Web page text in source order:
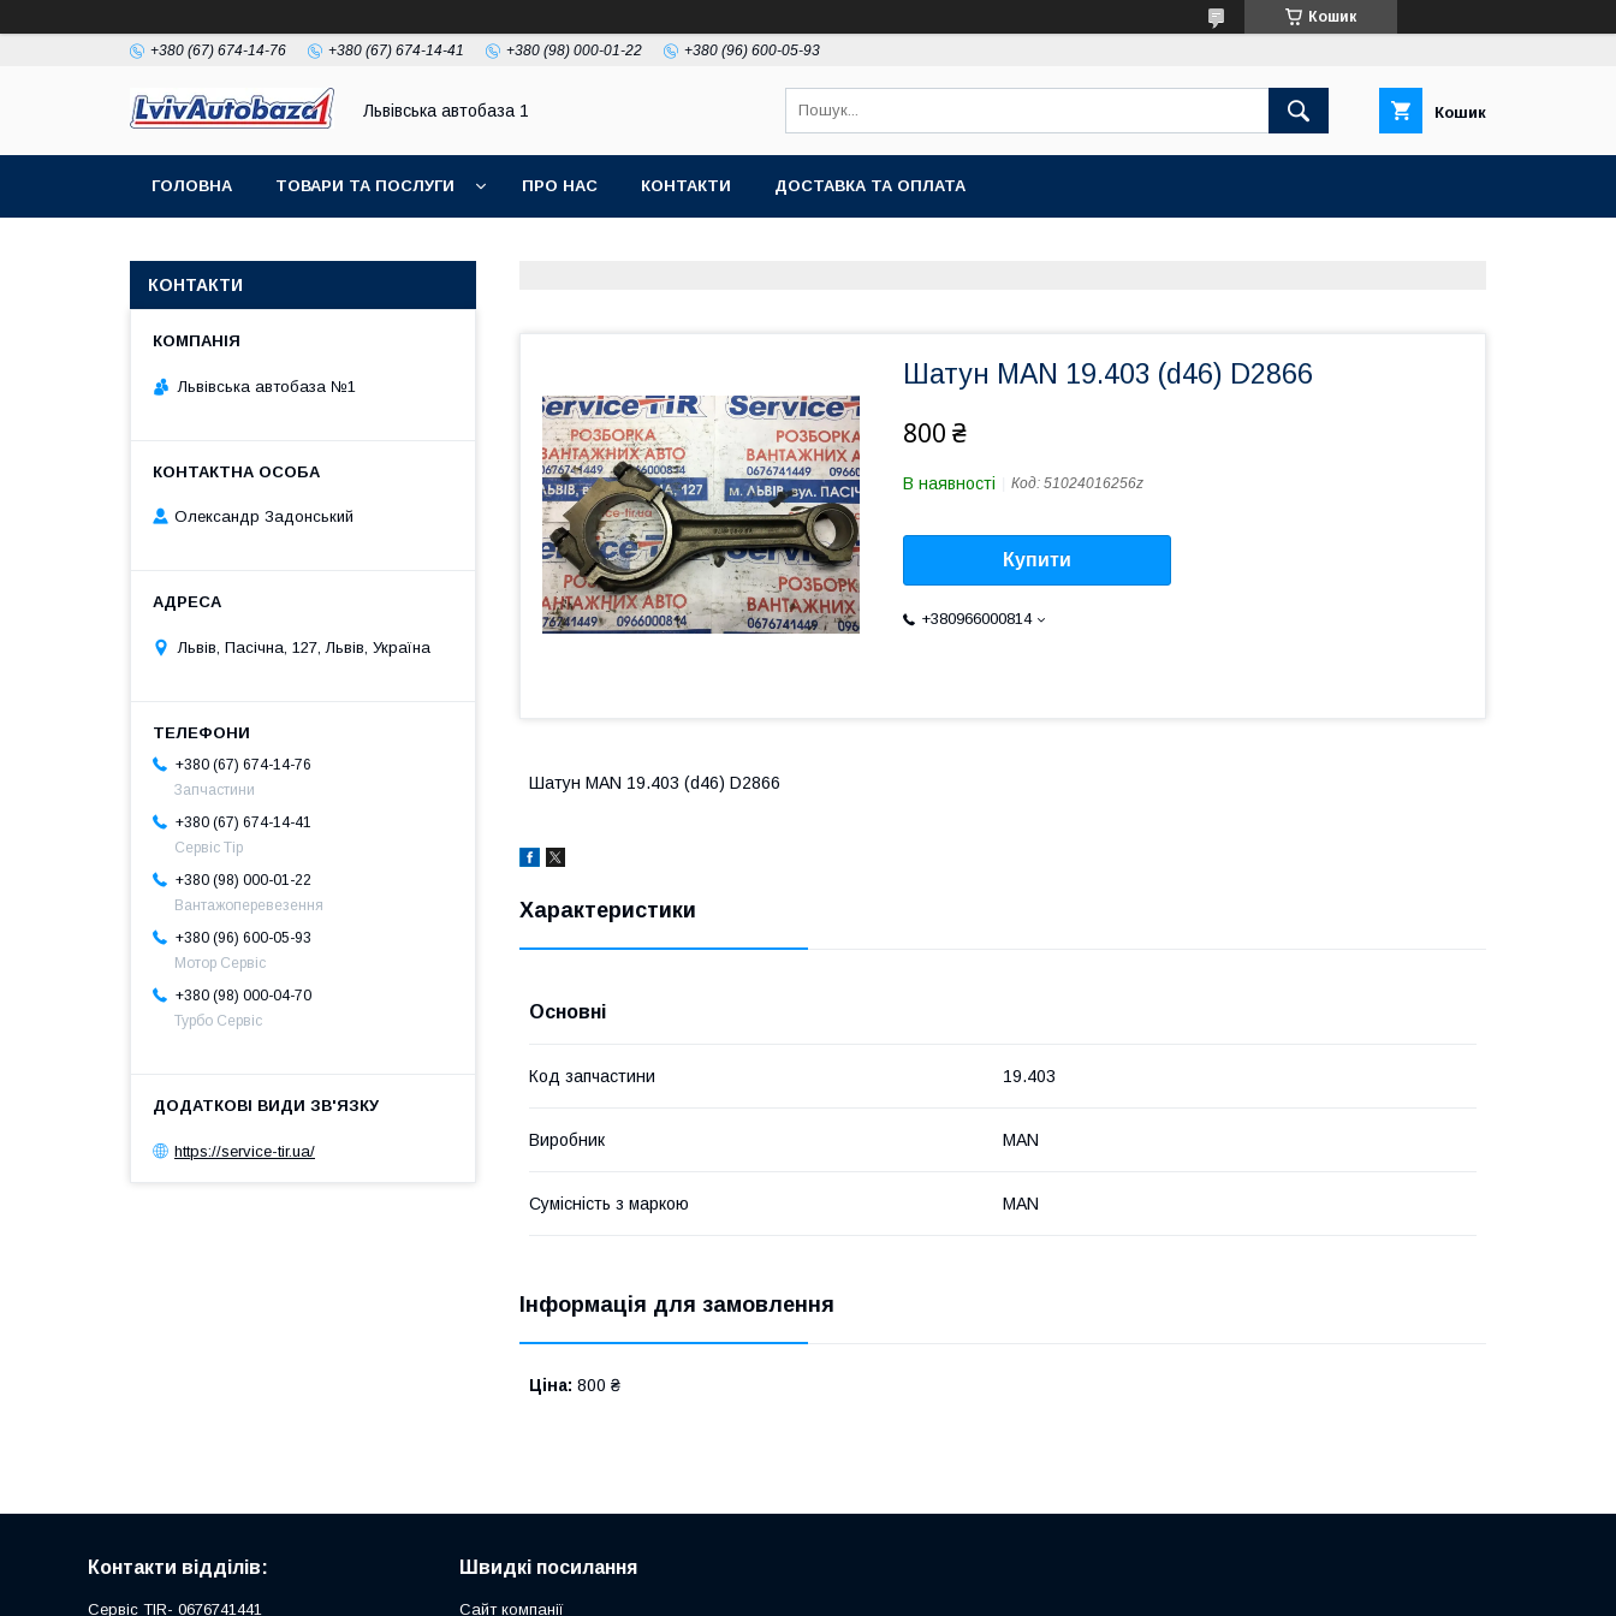
Кошик
+380 (67) 674-14-76 +380 (67) 674-14-41 +380 (98) 000-01-22 +380 (96) 600-05-93
Львівська автобаза 1 Кошик
ГОЛОВНА ТОВАРИ ТА ПОСЛУГИ ПРО НАС КОНТАКТИ ДОСТАВКА ТА ОПЛАТА
Шатун MAN 19.403 (d46) D2866
800 ₴
В наявності Код: 51024016256z
Купити
+380966000814
Шатун MAN 19.403 (d46) D2866
Характеристики
Основні
Код запчастини 19.403
Виробник MAN
Сумісність з маркою MAN
Інформація для замовлення
Ціна: 800 ₴
КОНТАКТИ
Львівська автобаза №1
Олександр Задонський
Львів, Пасічна, 127, Львів, Україна
+380 (67) 674-14-76
Запчастини
+380 (67) 674-14-41
Сервіс Тір
+380 (98) 000-01-22
Вантажоперевезення
+380 (96) 600-05-93
Мотор Сервіс
+380 (98) 000-04-70
Турбо Сервіс
https://service-tir.ua/
Контакти відділів:
Сервіс TIR- 0676741441
Швидкі посилання
Сайт компанії